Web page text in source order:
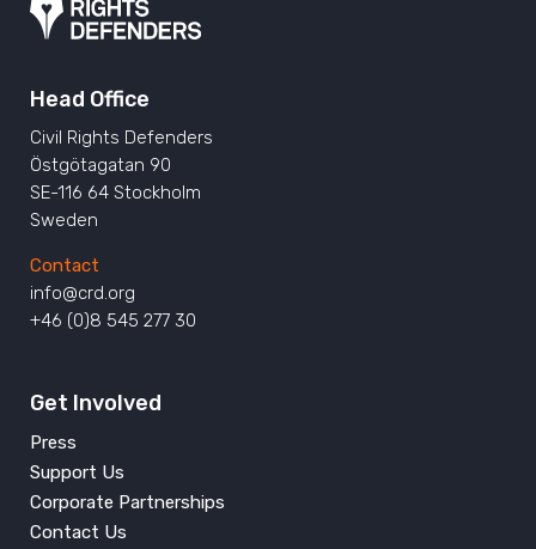
Head Office
Civil Rights Defenders
Östgötagatan 90
SE-116 64 Stockholm
Sweden
Contact
info@crd.org
+46 (0)8 545 277 30
Get Involved
Press
Support Us
Corporate Partnerships
Contact Us